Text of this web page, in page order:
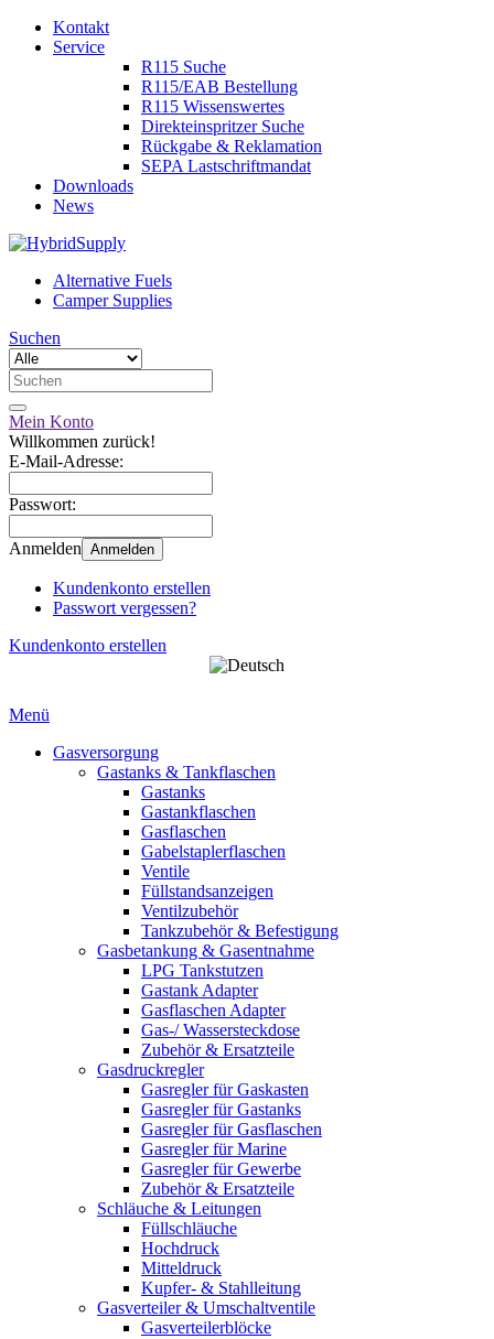
Kontakt
Service
R115 Suche
R115/EAB Bestellung
R115 Wissenswertes
Direkteinspritzer Suche
Rückgabe & Reklamation
SEPA Lastschriftmandat
Downloads
News
Alternative Fuels
Camper Supplies
Suchen
Mein Konto
Willkommen zurück!
E-Mail-Adresse:
Passwort:
Anmelden Anmelden
Kundenkonto erstellen
Passwort vergessen?
Kundenkonto erstellen
Menü
Gasversorgung
Gastanks & Tankflaschen
Gastanks
Gastankflaschen
Gasflaschen
Gabelstaplerflaschen
Ventile
Füllstandsanzeigen
Ventilzubehör
Tankzubehör & Befestigung
Gasbetankung & Gasentnahme
LPG Tankstutzen
Gastank Adapter
Gasflaschen Adapter
Gas-/ Wassersteckdose
Zubehör & Ersatzteile
Gasdruckregler
Gasregler für Gaskasten
Gasregler für Gastanks
Gasregler für Gasflaschen
Gasregler für Marine
Gasregler für Gewerbe
Zubehör & Ersatzteile
Schläuche & Leitungen
Füllschläuche
Hochdruck
Mitteldruck
Kupfer- & Stahlleitung
Gasverteiler & Umschaltventile
Gasverteilerblöcke